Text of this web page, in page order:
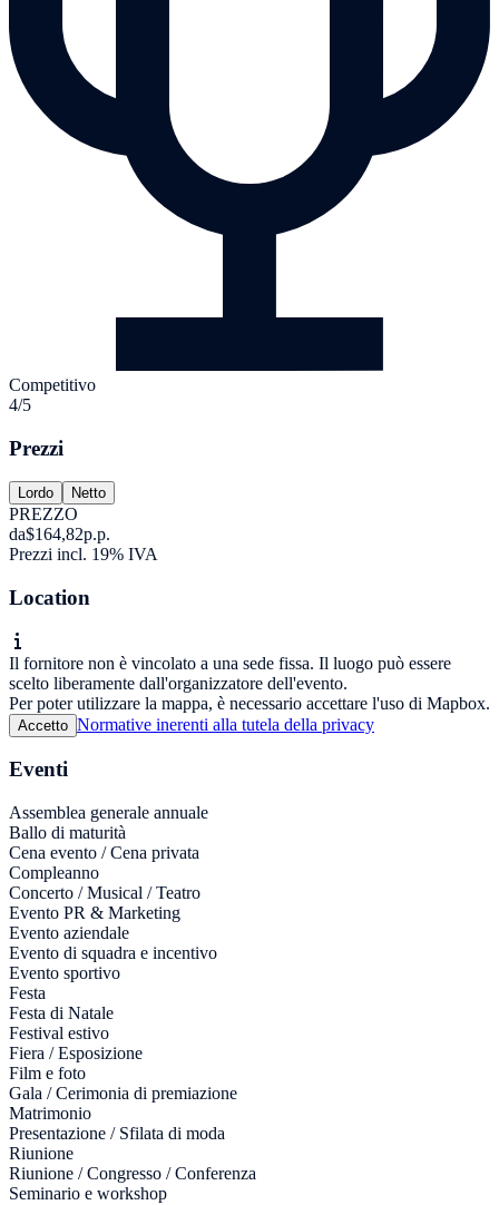
Competitivo
4/5
Prezzi
Lordo Netto
PREZZO
da$164,82p.p.
Prezzi incl. 19% IVA
Location
Il fornitore non è vincolato a una sede fissa. Il luogo può essere
scelto liberamente dall'organizzatore dell'evento.
Per poter utilizzare la mappa, è necessario accettare l'uso di Mapbox.
Accetto Normative inerenti alla tutela della privacy
Eventi
Assemblea generale annuale
Ballo di maturità
Cena evento / Cena privata
Compleanno
Concerto / Musical / Teatro
Evento PR & Marketing
Evento aziendale
Evento di squadra e incentivo
Evento sportivo
Festa
Festa di Natale
Festival estivo
Fiera / Esposizione
Film e foto
Gala / Cerimonia di premiazione
Matrimonio
Presentazione / Sfilata di moda
Riunione
Riunione / Congresso / Conferenza
Seminario e workshop